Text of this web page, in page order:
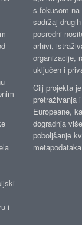
i
s fokusom
sadržaj
posredni
arhivi,
organizacije,
uključen i
Cilj projekta
pretraživanja
Europeane,
dogradnja
poboljšanje